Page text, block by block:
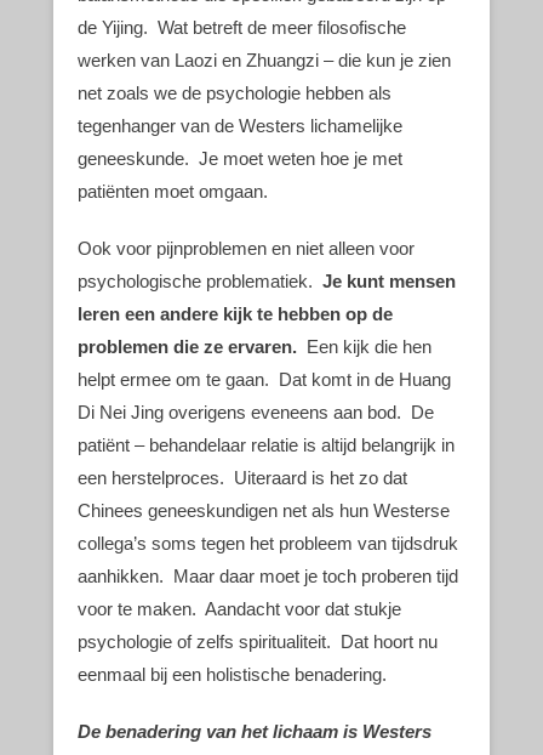
de Yijing. Wat betreft de meer filosofische
werken van Laozi en Zhuangzi – die kun je zien
net zoals we de psychologie hebben als
tegenhanger van de Westers lichamelijke
geneeskunde. Je moet weten hoe je met
patiënten moet omgaan.
Ook voor pijnproblemen en niet alleen voor
psychologische problematiek. Je kunt mensen
leren een andere kijk te hebben op de
problemen die ze ervaren. Een kijk die hen
helpt ermee om te gaan. Dat komt in de Huang
Di Nei Jing overigens eveneens aan bod. De
patiënt – behandelaar relatie is altijd belangrijk in
een herstelproces. Uiteraard is het zo dat
Chinees geneeskundigen net als hun Westerse
collega’s soms tegen het probleem van tijdsdruk
aanhikken. Maar daar moet je toch proberen tijd
voor te maken. Aandacht voor dat stukje
psychologie of zelfs spiritualiteit. Dat hoort nu
eenmaal bij een holistische benadering.
De benadering van het lichaam is Westers